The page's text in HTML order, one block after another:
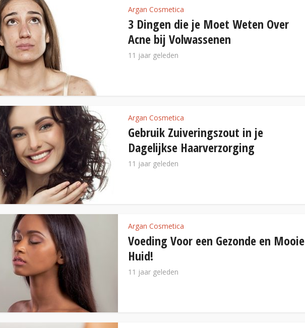
Argan Cosmetica
3 Dingen die je Moet Weten Over
Acne bij Volwassenen
11 jaar geleden
Argan Cosmetica
Gebruik Zuiveringszout in je
Dagelijkse Haarverzorging
11 jaar geleden
Argan Cosmetica
Voeding Voor een Gezonde en Mooie
Huid!
11 jaar geleden